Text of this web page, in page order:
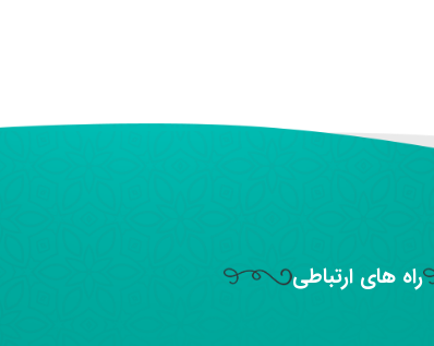
راه های ارتباطی